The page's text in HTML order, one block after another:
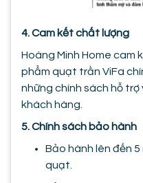
4. Cam kết chất lượng
Hoàng Minh Home cam
phẩm quạt trần ViFa
những chính sách hỗ
khách hàng.
5. Chính sách bảo hành
Bảo hành lên đến
quạt.